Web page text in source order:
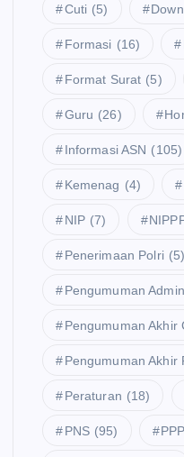
Cuti (5)
Formasi (16)
Format Surat (5)
Guru (26)
Informasi ASN (105)
Kemenag (4)
NIP (7)
Penerimaan Polri (5)
Pengumuman
Pengumuman Akhir
Pengumuman Akhir
Peraturan (18)
PNS (95)